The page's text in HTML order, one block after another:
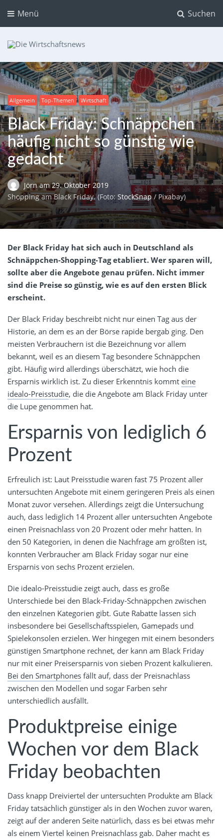
Suchen
Menü
Dein Ratgeber für Aktien und Kryptowährungen
Allgemein Top-Themen Wirtschaft
Black Friday: Schnäppchen
häufig nicht so günstig wie
gedacht
Jörnam 29. Oktober 2019
Shopping am Black Friday. (Foto: StockSnap/ Pixabay)
Der Black Friday hat sich auch in Deutschland als
Schnäppchen-Shopping-Tag etabliert. Wer sparen will,
sollte aber die Angebote genau prüfen. Nicht immer
sind die Preise so günstig, wie es auf den ersten Blick
erscheint.
Der Black Friday beschreibt nicht nur einen Tag aus der
Historie, an dem es an der Börse rapide bergab ging. Den
meisten Verbrauchern ist die Bezeichnung vor allem
bekannt, weil es an diesem Tag besondere Schnäppchen
gibt. Häufig wird allerdings überschätzt, wie hoch die
Ersparnis wirklich ist. Zu dieser Erkenntnis kommt eine
idealo-Preisstudie, die die Angebote am Black Friday unter
die Lupe genommen hat.
Ersparnis von lediglich 6
Prozent
Erfreulich ist: Laut Preisstudie waren fast 75 Prozent aller
untersuchten Angebote mit einem geringeren Preis als einen
Monat zuvor versehen. Allerdings zeigt die Untersuchung
auch, dass lediglich 14 Prozent aller untersuchten Angebote
einen Preisnachlass von 20 Prozent oder mehr hatten. In
den 50 Kategorien, in denen die Nachfrage am größten ist,
konnten Verbraucher am Black Friday sogar nur eine
Ersparnis von sechs Prozent erzielen.
Die idealo-Preisstudie zeigt auch, dass es große
Unterschiede bei den Black-Friday-Schnäppchen zwischen
den einzelnen Kategorien gibt. Gute Rabatte lassen sich
insbesondere bei Gesellschaftsspielen, Gamepads und
Spielekonsolen erzielen. Wer hingegen mit einem besonders
günstigen Smartphone rechnet, der kann am Black Friday
nur mit einer Preisersparnis von sieben Prozent kalkulieren.
Bei den Smartphones fällt auf, dass der Preisnachlass
zwischen den Modellen und sogar Farben sehr
unterschiedlich ausfällt.
Produktpreise einige
Wochen vor dem Black
Friday beobachten
Dass knapp Dreiviertel der untersuchten Produkte am Black
Friday tatsächlich günstiger als in den Wochen zuvor waren,
zeigt auf der anderen Seite natürlich, dass es bei etwas mehr
als einem Viertel keinen Preisnachlass gab. Daher macht es